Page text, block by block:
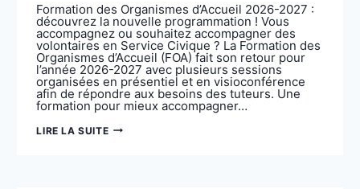
Formation des Organismes d’Accueil 2026-2027 :
découvrez la nouvelle programmation ! Vous
accompagnez ou souhaitez accompagner des
volontaires en Service Civique ? La Formation des
Organismes d’Accueil (FOA) fait son retour pour
l’année 2026-2027 avec plusieurs sessions
organisées en présentiel et en visioconférence
afin de répondre aux besoins des tuteurs. Une
formation pour mieux accompagner…
LIRE LA SUITE FORMATION